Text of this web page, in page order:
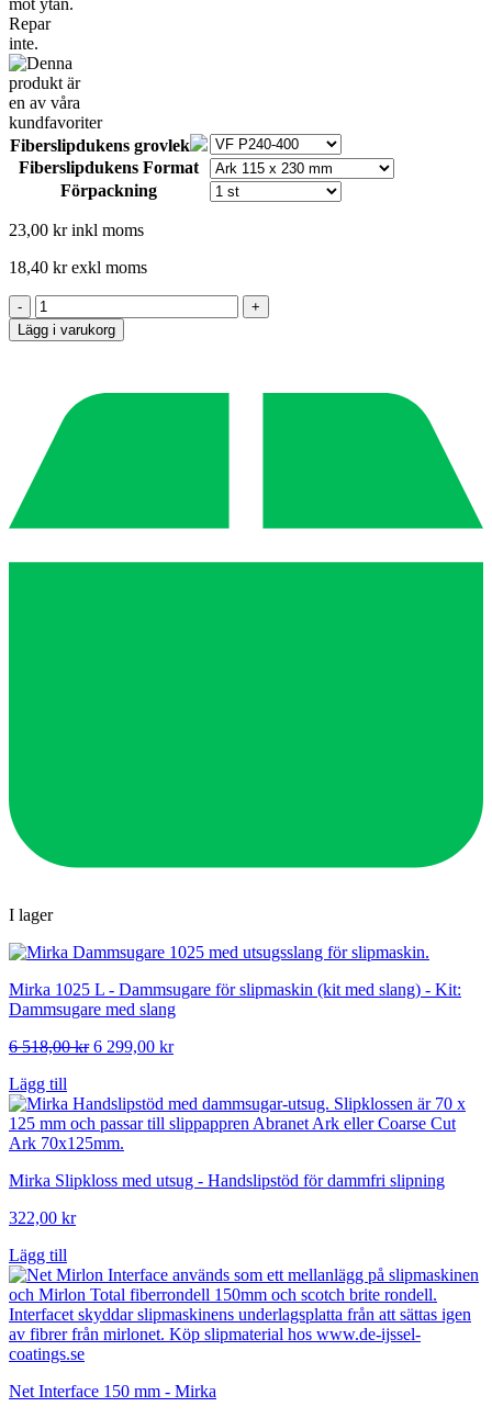
Fiberslipdukens grovlek
Fiberslipdukens Format
Förpackning
23,00 krinkl moms
18,40 krexkl moms
-
Mirlon
Total
-
rondell
rulle
mängd
+
Lägg i varukorg
I lager
Mirka 1025 L - Dammsugare för slipmaskin (kit med slang) - Kit:
Dammsugare med slang
6 518,00kr Det
var:
6
518,00 kr.
6 299,00 krDet
är:
6
Lägg till
Mirka Slipkloss med utsug - Handslipstöd för dammfri slipning
322,00 kr
Lägg till
Net Interface 150 mm - Mirka